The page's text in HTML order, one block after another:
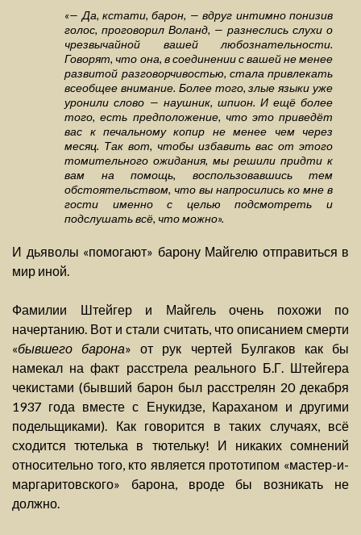
«— Да, кстати, барон, — вдруг интимно понизив
голос, проговорил Воланд, — разнеслись слухи о
чрезвычайной вашей любознательности.
Говорят, что она, в соединении с вашей не менее
развитой разговорчивостью, стала привлекать
всеобщее внимание. Более того, злые языки уже
уронили слово — наушник, шпион. И ещё более
того, есть предположение, что это приведёт
вас к печальному копир не менее чем через
месяц. Так вот, чтобы избавить вас от этого
томительного ожидания, мы решили придти к
вам на помощь, воспользовавшись тем
обстоятельством, что вы напросились ко мне в
гости именно с целью подсмотреть и
подслушать всё, что можно».
И дьяволы «помогают» барону Майгелю отправиться в
мир иной.
Фамилии Штейгер и Майгель очень похожи по
начертанию. Вот и стали считать, что описанием смерти
«бывшего барона» от рук чертей Булгаков как бы
намекал на факт расстрела реального Б.Г. Штейгера
чекистами (бывший барон был расстрелян 20 декабря
1937 года вместе с Енукидзе, Караханом и другими
подельщиками). Как говорится в таких случаях, всё
сходится тютелька в тютельку! И никаких сомнений
относительно того, кто является прототипом «мастер-и-
маргаритовского» барона, вроде бы возникать не
должно.